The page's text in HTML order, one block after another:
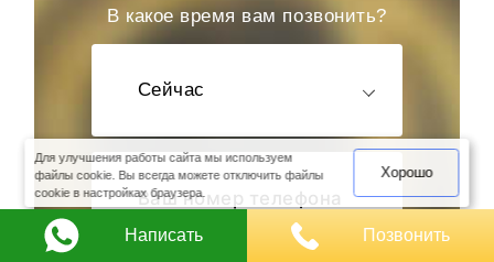
В какое время вам позвонить?
Сейчас
Для улучшения работы сайта мы используем
файлы cookie. Вы всегда можете отключить файлы
cookie в настройках браузера.
Хорошо
Написать Позвонить